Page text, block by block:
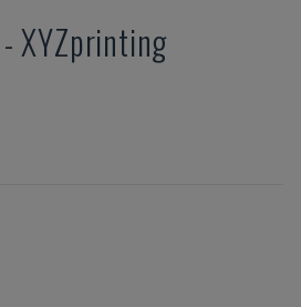
-XYZprinting